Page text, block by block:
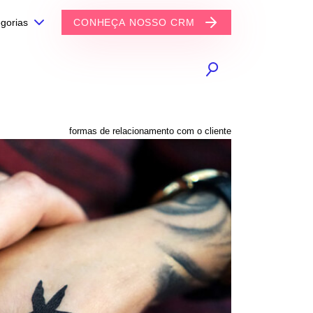
CONHEÇA NOSSO CRM
formas de relacionamento com o cliente